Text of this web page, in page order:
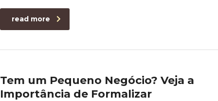
read more
Tem um Pequeno Negócio? Veja a
Importância de Formalizar